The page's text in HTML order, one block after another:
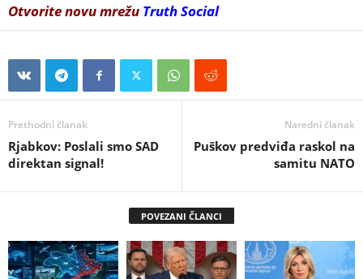
Otvorite novu mrežu Truth Social
Prethodni članak
Rjabkov: Poslali smo SAD
direktan signal!
Naredni članak
Puškov predviđa raskol na
samitu NATO
POVEZANI ČLANCI